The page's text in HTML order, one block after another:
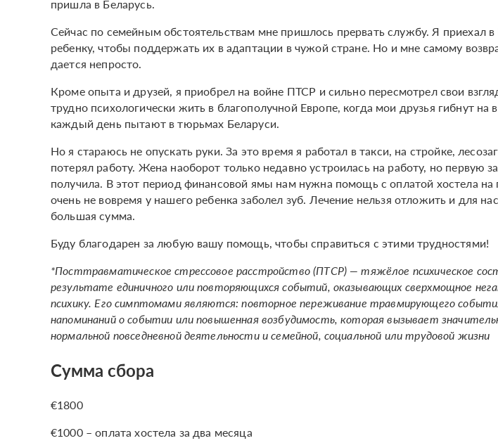
пришла в Беларусь.
Сейчас по семейным обстоятельствам мне пришлось прервать службу. Я приехал
ребенку, чтобы поддержать их в адаптации в чужой стране. Но и мне самому
дается непросто.
Кроме опыта и друзей, я приобрел на войне ПТСР и сильно пересмотрел свои
трудно психологически жить в благополучной Европе, когда мои друзья гибнут на
каждый день пытают в тюрьмах Беларуси.
Но я стараюсь не опускать руки. За это время я работал в такси, на стройке,
потерял работу. Жена наоборот только недавно устроилась на работу, но первую
получила. В этот период финансовой ямы нам нужна помощь с оплатой хостела
очень не вовремя у нашего ребенка заболел зуб. Лечение нельзя отложить и для
большая сумма.
Буду благодарен за любую вашу помощь, чтобы справиться с этими трудностями!
*Посттравматическое стрессовое расстройство (ПТСР) — тяжёлое психическое
результате единичного или повторяющихся событий, оказывающих сверхмощное
психику. Его симптомами являются: повторное переживание травмирующего
напоминаний о событии или повышенная возбудимость, которая вызывает
нормальной повседневной деятельности и семейной, социальной или трудовой жизни
Сумма сбора
€1800
€1000 – оплата хостела за два месяца